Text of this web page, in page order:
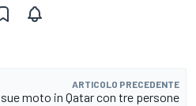
ARTICOLO PRECEDENTE
moto in Qatar con tre persone